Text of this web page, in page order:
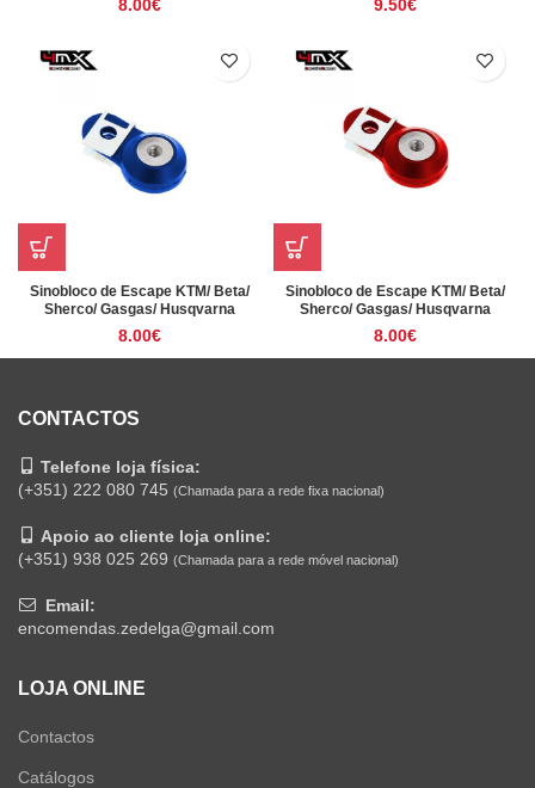
8.00€ 9.50€
Sinobloco de Escape KTM/ Beta/
Sherco/ Gasgas/ Husqvarna
8.00€
Sinobloco de Escape KTM/ Beta/
Sherco/ Gasgas/ Husqvarna
8.00€
CONTACTOS
Telefone loja física:
(+351) 222 080 745 (Chamada para a rede fixa nacional)
Apoio ao cliente loja online:
(+351) 938 025 269 (Chamada para a rede móvel nacional)
Email:
encomendas.zedelga@gmail.com
LOJA ONLINE
Contactos
Catálogos